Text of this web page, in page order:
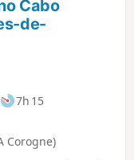
Cabo
de-
7h 15
Corogne)